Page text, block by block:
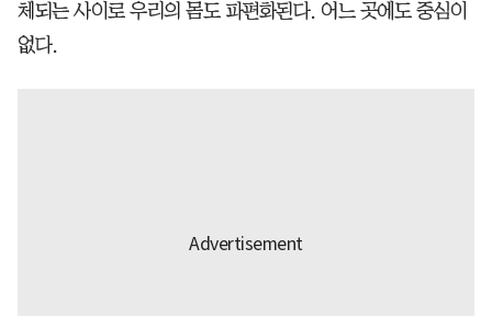
체되는 사이로 우리의 몸도 파편화된다. 어느 곳에도 중심이
없다.